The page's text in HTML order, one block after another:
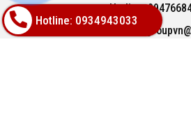
Hotline:
Email:
Hotline: 0934943033